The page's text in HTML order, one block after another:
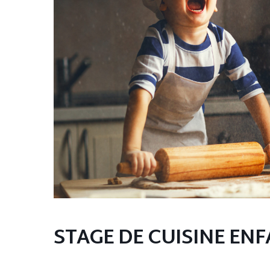
STAGE DE CUISINE